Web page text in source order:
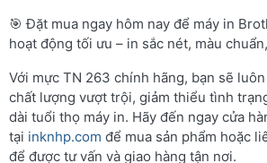
🎯 Đặt mua ngay hôm nay để máy in
hoạt động tối ưu – in sắc nét, màu
Với mực TN 263 chính hãng, bạn sẽ
chất lượng vượt trội, giảm thiểu tình
dài tuổi thọ máy in. Hãy đến ngay cửa
tại inknhp.com để mua sản phẩm hoặc
để được tư vấn và giao hàng tận nơi.